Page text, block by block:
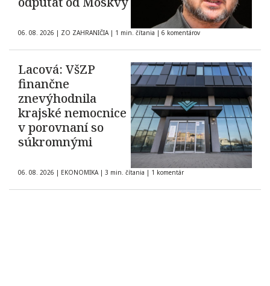
06. 08. 2026 | ZO ZAHRANIČIA | 1 min. čítania | 6 komentárov
Lacová: VšZP
finančne
znevýhodnila
krajské nemocnice
v porovnaní so
súkromnými
06. 08. 2026 | EKONOMIKA | 3 min. čítania | 1 komentár